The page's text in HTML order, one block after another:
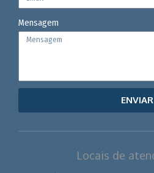
Mensagem
ENVIAR
Locais de